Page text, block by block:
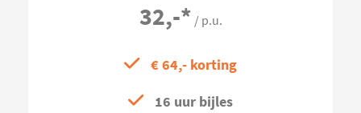
32,-* / p.u.
€ 64,- korting
16 uur bijles